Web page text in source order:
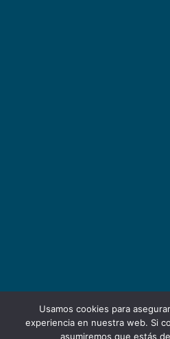
Usamos cookies para
experiencia en nuestra web. Si
asumiremos que estás